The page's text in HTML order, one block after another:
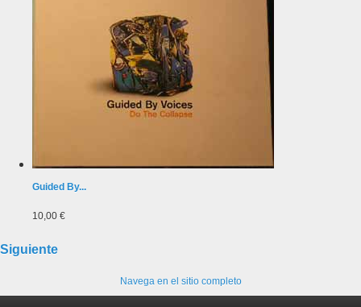
Guided By...
10,00 €
Siguiente
Navega en el sitio completo